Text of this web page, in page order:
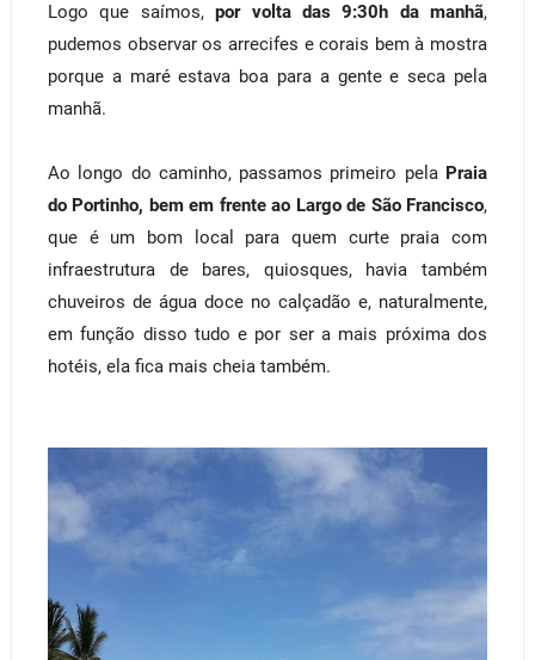
Logo que saímos,por volta das 9:30h da manhã,
pudemos observar os arrecifes e corais bem à mostra
porque a maré estava boa para a gente e seca pela
manhã.
Ao longo do caminho, passamos primeiro pela Praia
do Portinho, bem em frente ao Largo de São Francisco,
que é um bom local para quem curte praia com
infraestrutura de bares, quiosques, havia também
chuveiros de água doce no calçadão e, naturalmente,
em função disso tudo e por ser a mais próxima dos
hotéis, ela fica mais cheia também.